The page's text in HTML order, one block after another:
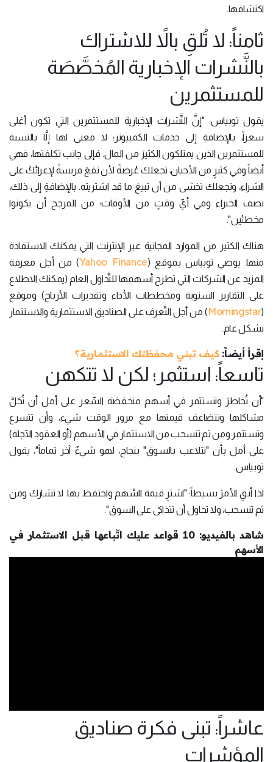
اكتشافها.
ثامناً: لا تُلقِ بالاً للاشتراك
بالنَّشرات الإخبارية المُخصَّصَة
للمستثمرين
يقول توبياس: "إنَّ النَّشرات الإخبارية للمستثمرين التي تكون أغلى
سعراً، بالإضافةِ إلى خدمات الكمبيوتر؛ لا معنى لها إلَّا بالنسبة
للمستثمرين الذين يمتلكون الكثيرَ من المال. فإلى جانب تكلفتها، فهي
أيضاً وفي كثيرٍ من الأحيان، تجعلك عُرضةً لأن تقعَ فريسةً لإغرائكَ على
الشراء، وتجعلك تخشى من أن تبيعَ ما قد اشتريته. بالإضافةِ إلى ذلك،
نصف الخبراء وفي أيِّ وقتٍ من الأوقات؛ من المرجح أن يكونوا
مخطئين".
هناك الكثير من الموارد المجانية عبر الإنترنت التي يمكنك الاستفادة
منها. يوصي توبياس بموقع (Yahoo Finance) من أجل معرفة
المزيد عن الشركات التي تطرح أسهمها للتَّداول العام (يمكنك الاطلاع
على التقارير السنوية ومخططات الأداء وتقديرات الأرباح) وموقع
(
Morningstar) من أجل التَّعرف على الصناديق الاستثمارية والاستثمار
بشكل عام.
إقرأ أيضاً:كيف تبني محفظتك الاستثمارية؟
تاسعاً: استثمر؛ لكن لا تتكهن
"أن تُخاطرَ وتستثمر في أسهم منخفضة السِّعر على أمل أن تُحَلَّ
مشاكلها وتتضاعف قيمتها مع مرور الوقت شيء، وأن تتسرع
وتستثمر ومن ثم تنسحب من الاستثمار في الأسهم (أو العقود الآجلة)
على أمل بأن "تتلاعب بالسوق" بنجاح، لهو شيءٌ آخر تماماً"، يقول
توبياس.
لذا أبقِ الأمرَ بسيطاً: "اشترِ قيمة السَّهم واحتفظ بها. لا تشارك ومن
ثم تنسحب، ولا تحاول أن تتذاكى على السوق".
شاهد بالفيديو: 10 قواعد عليك اتّباعها قبل الاستثمار في
الأسهم
عاشراً: تبنى فكرة صناديق
المؤشرات